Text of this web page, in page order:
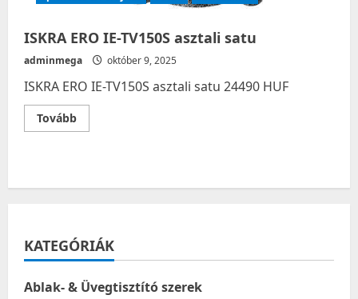
ISKRA ERO IE-TV150S asztali satu
adminmega október 9, 2025
ISKRA ERO IE-TV150S asztali satu 24490 HUF
TovábbRead
more
TV150S
KATEGÓRIÁK
Ablak- & Üvegtisztító szerek